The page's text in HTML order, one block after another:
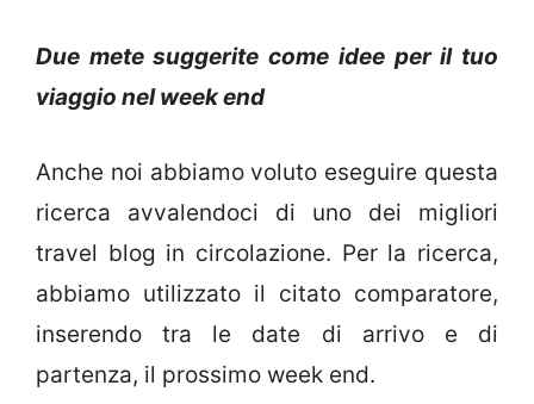
Due mete suggerite come idee per il tuo
viaggio nel week end
Anche noi abbiamo voluto eseguire questa
ricerca avvalendoci di uno dei migliori
travel blog in circolazione. Per la ricerca,
abbiamo utilizzato il citato comparatore,
inserendo tra le date di arrivo e di
partenza, il prossimo week end.